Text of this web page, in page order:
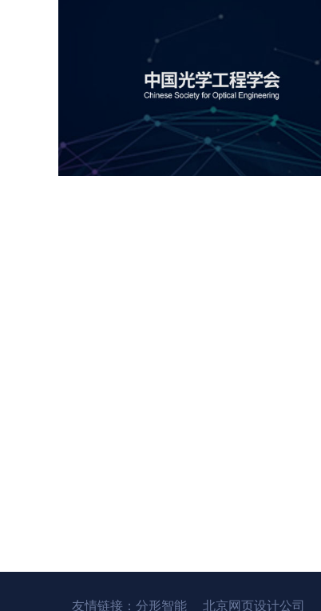
中国光学工程学会
机构组织 国企 品牌官网
网站建设
网站设计
友情链接： 分形智能 北京网页设计公司